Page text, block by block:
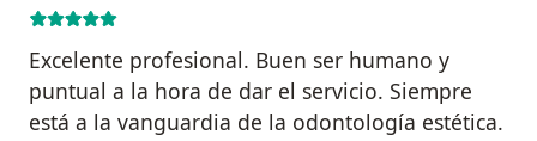
Excelente profesional. Buen ser humano y
puntual a la hora de dar el servicio. Siempre
está a la vanguardia de la odontología estética.